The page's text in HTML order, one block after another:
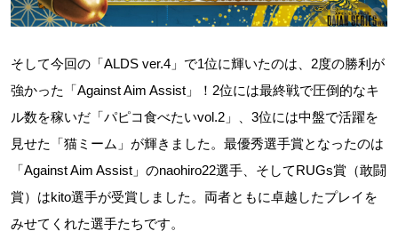
そして今回の「ALDS ver.4」で1位に輝いたのは、2度の勝利が
強かった「Against Aim Assist」！2位には最終戦で圧倒的なキ
ル数を稼いだ「パピコ食べたいvol.2」、3位には中盤で活躍を
見せた「猫ミーム」が輝きました。最優秀選手賞となったのは
「Against Aim Assist」のnaohiro22選手、そしてRUGs賞（敢闘
賞）はkito選手が受賞しました。両者ともに卓越したプレイを
みせてくれた選手たちです。